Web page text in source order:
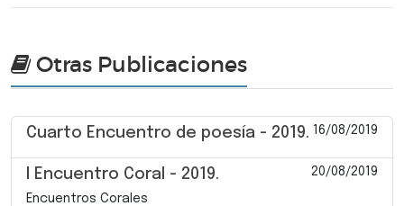
Otras Publicaciones
Cuarto Encuentro de poesía - 2019. 16/08/2019
I Encuentro Coral - 2019. 20/08/2019
Encuentros Corales